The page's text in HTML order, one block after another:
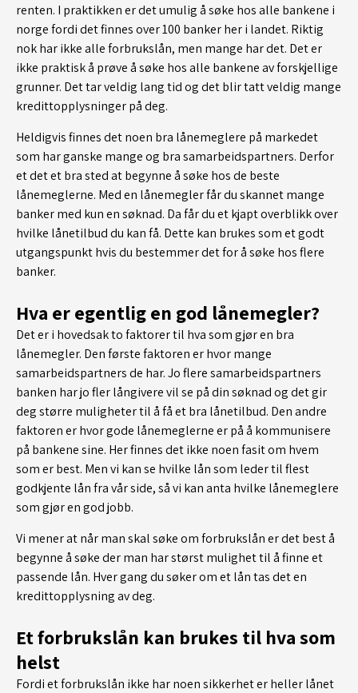
renten. I praktikken er det umulig å søke hos alle bankene i
norge fordi det finnes over 100 banker her i landet. Riktig
nok har ikke alle forbrukslån, men mange har det. Det er
ikke praktisk å prøve å søke hos alle bankene av forskjellige
grunner. Det tar veldig lang tid og det blir tatt veldig mange
kredittopplysninger på deg.
Heldigvis finnes det noen bra lånemeglere på markedet
som har ganske mange og bra samarbeidspartners. Derfor
et det et bra sted at begynne å søke hos de beste
lånemeglerne. Med en lånemegler får du skannet mange
banker med kun en søknad. Da får du et kjapt overblikk over
hvilke lånetilbud du kan få. Dette kan brukes som et godt
utgangspunkt hvis du bestemmer det for å søke hos flere
banker.
Hva er egentlig en god lånemegler?
Det er i hovedsak to faktorer til hva som gjør en bra
lånemegler. Den første faktoren er hvor mange
samarbeidspartners de har. Jo flere samarbeidspartners
banken har jo fler långivere vil se på din søknad og det gir
deg større muligheter til å få et bra lånetilbud. Den andre
faktoren er hvor gode lånemeglerne er på å kommunisere
på bankene sine. Her finnes det ikke noen fasit om hvem
som er best. Men vi kan se hvilke lån som leder til flest
godkjente lån fra vår side, så vi kan anta hvilke lånemeglere
som gjør en god jobb.
Vi mener at når man skal søke om forbrukslån er det best å
begynne å søke der man har størst mulighet til å finne et
passende lån. Hver gang du søker om et lån tas det en
kredittopplysning av deg.
Et forbrukslån kan brukes til hva som
helst
Fordi et forbrukslån ikke har noen sikkerhet er heller lånet